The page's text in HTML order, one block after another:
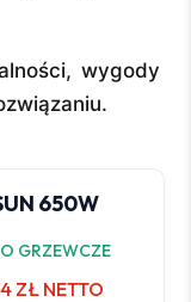
wygody
650W
GRZEWCZE
ZŁ NETTO